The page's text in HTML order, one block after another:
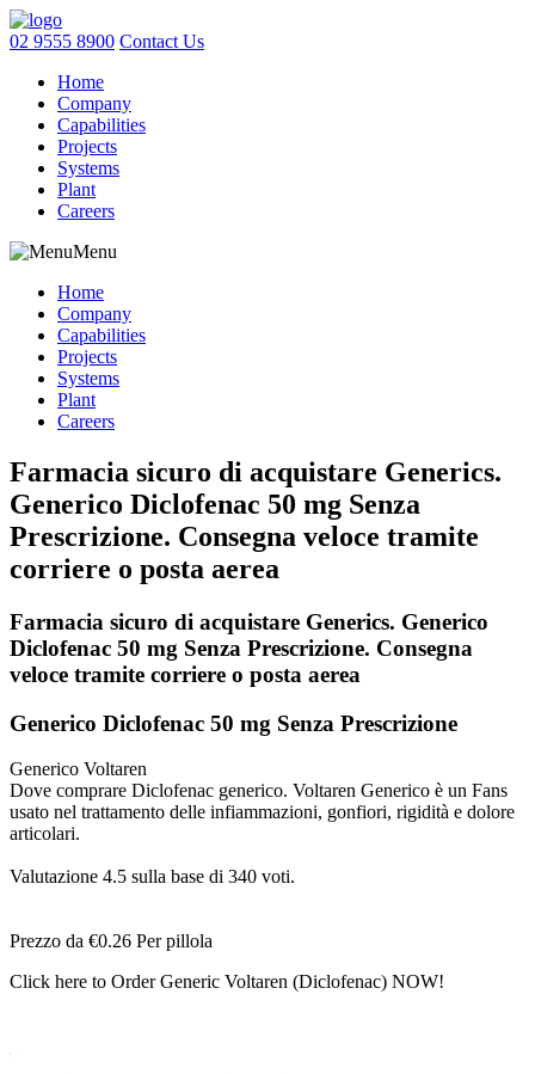
02 9555 8900 Contact Us
Home
Company
Capabilities
Projects
Systems
Plant
Careers
Menu
Home
Company
Capabilities
Projects
Systems
Plant
Careers
Farmacia sicuro di acquistare Generics.
Generico Diclofenac 50 mg Senza
Prescrizione. Consegna veloce tramite
corriere o posta aerea
Farmacia sicuro di acquistare Generics. Generico
Diclofenac 50 mg Senza Prescrizione. Consegna
veloce tramite corriere o posta aerea
Generico Diclofenac 50 mg Senza Prescrizione
Generico Voltaren
Dove comprare Diclofenac generico. Voltaren Generico è un Fans
usato nel trattamento delle infiammazioni, gonfiori, rigidità e dolore
articolari.
Valutazione 4.5 sulla base di 340 voti.
Prezzo da €0.26 Per pillola
Click here to Order Generic Voltaren (Diclofenac) NOW!